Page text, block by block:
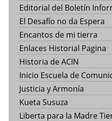
Editorial del Boletín
El Desafío no da Espera
Encantos de mi tierra
Enlaces Historial Pagina
Historia de ACIN
Inicio Escuela de
Justicia y Armonía
Kueta Susuza
Liberta para la Madre